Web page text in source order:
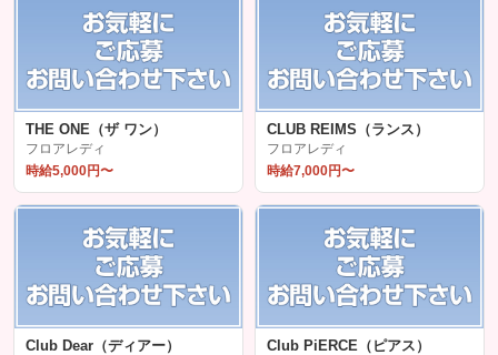
THE ONE（ザ ワン）
フロアレディ
時給5,000円〜
CLUB REIMS（ランス）
フロアレディ
時給7,000円〜
Club Dear（ディアー） Club PiERCE（ピアス）